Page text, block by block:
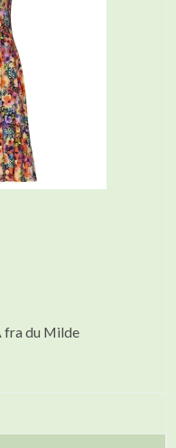
fra du Milde